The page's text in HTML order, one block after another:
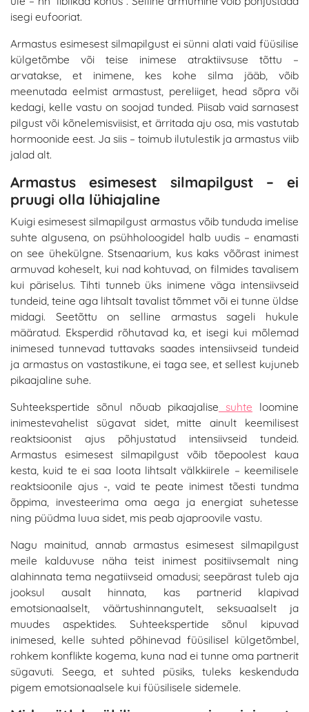
isegi eufooriat.
Armastus esimesest silmapilgust ei sünni alati vaid füüsilise
külgetõmbe või teise inimese atraktiivsuse tõttu –
arvatakse, et inimene, kes kohe silma jääb, võib
meenutada eelmist armastust, pereliiget, head sõpra või
kedagi, kelle vastu on soojad tunded. Piisab vaid sarnasest
pilgust või kõnelemisviisist, et ärritada aju osa, mis vastutab
hormoonide eest. Ja siis – toimub ilutulestik ja armastus viib
jalad alt.
Armastus esimesest silmapilgust – ei
pruugi olla lühiajaline
Kuigi esimesest silmapilgust armastus võib tunduda imelise
suhte algusena, on psühholoogidel halb uudis – enamasti
on see ühekülgne. Stsenaarium, kus kaks võõrast inimest
armuvad koheselt, kui nad kohtuvad, on filmides tavalisem
kui päriselus. Tihti tunneb üks inimene väga intensiivseid
tundeid, teine aga lihtsalt tavalist tõmmet või ei tunne üldse
midagi. Seetõttu on selline armastus sageli hukule
määratud. Eksperdid rõhutavad ka, et isegi kui mõlemad
inimesed tunnevad tuttavaks saades intensiivseid tundeid
ja armastus on vastastikune, ei taga see, et sellest kujuneb
pikaajaline suhe.
Suhteekspertide sõnul nõuab pikaajalise suhte loomine
inimestevahelist sügavat sidet, mitte ainult keemilisest
reaktsioonist ajus põhjustatud intensiivseid tundeid.
Armastus esimesest silmapilgust võib tõepoolest kaua
kesta, kuid te ei saa loota lihtsalt välkkiirele – keemilisele
reaktsioonile ajus -, vaid te peate inimest tõesti tundma
õppima, investeerima oma aega ja energiat suhetesse
ning püüdma luua sidet, mis peab ajaproovile vastu.
Nagu mainitud, annab armastus esimesest silmapilgust
meile kalduvuse näha teist inimest positiivsemalt ning
alahinnata tema negatiivseid omadusi; seepärast tuleb aja
jooksul ausalt hinnata, kas partnerid klapivad
emotsionaalselt, väärtushinnangutelt, seksuaalselt ja
muudes aspektides. Suhteekspertide sõnul kipuvad
inimesed, kelle suhtedpõhinevad füüsilisel külgetõmbel,
rohkem konflikte kogema, kuna nad ei tunne oma partnerit
sügavuti. Seega, et suhted püsiks, tuleks keskenduda
pigem emotsionaalsele kui füüsilisele sidemele.